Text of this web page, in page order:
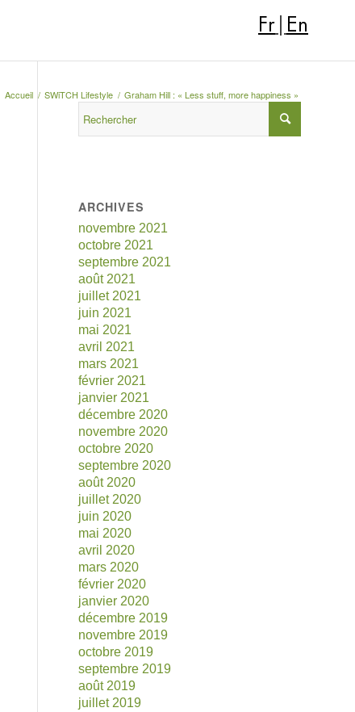
Fr En
Accueil / SWiTCH Lifestyle / Graham Hill : « Less stuff, more happiness »
ARCHIVES
novembre 2021
octobre 2021
septembre 2021
août 2021
juillet 2021
juin 2021
mai 2021
avril 2021
mars 2021
février 2021
janvier 2021
décembre 2020
novembre 2020
octobre 2020
septembre 2020
août 2020
juillet 2020
juin 2020
mai 2020
avril 2020
mars 2020
février 2020
janvier 2020
décembre 2019
novembre 2019
octobre 2019
septembre 2019
août 2019
juillet 2019